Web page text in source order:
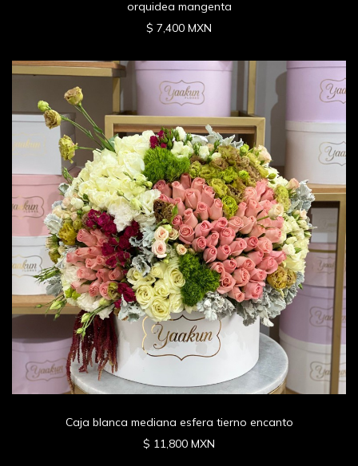
orquidea mangenta
$ 7,400 MXN
Caja blanca mediana esfera tierno encanto
$ 11,800 MXN